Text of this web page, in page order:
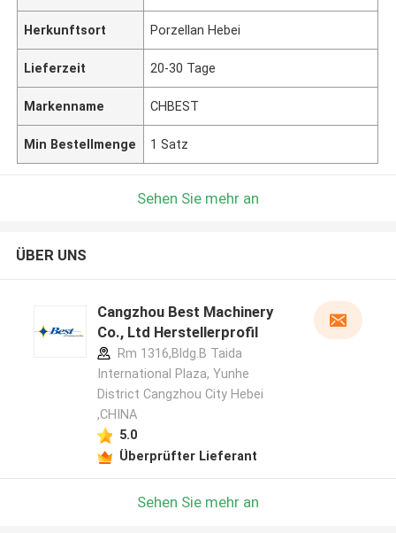
Herkunftsort Porzellan Hebei
Lieferzeit 20-30 Tage
Markenname CHBEST
Min Bestellmenge 1 Satz
Sehen Sie mehr an
ÜBER UNS
Cangzhou Best Machinery
Co., Ltd Herstellerprofil
Rm 1316,Bldg.B Taida
International Plaza, Yunhe
District Cangzhou City Hebei
,CHINA
5.0
Überprüfter Lieferant
Sehen Sie mehr an